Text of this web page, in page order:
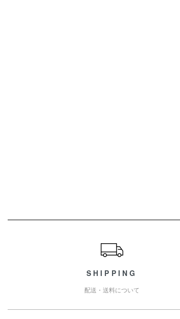
SHIPPING
配送・送料について